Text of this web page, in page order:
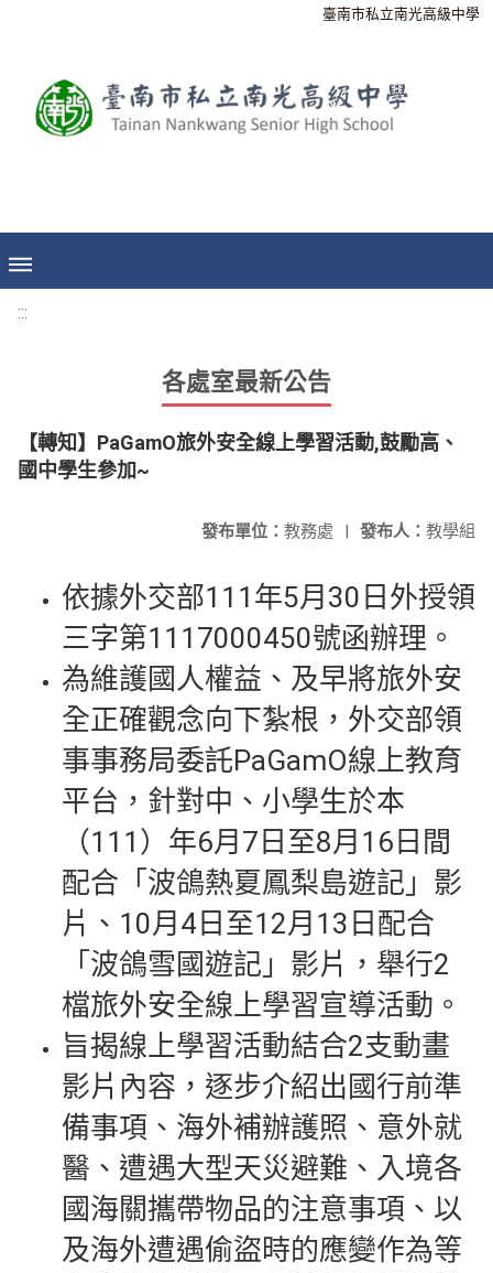
臺南市私立南光高級中學
:::
各處室最新公告
【轉知】PaGamO旅外安全線上學習活動,鼓勵高、
國中學生參加~
發布人： 教學組
發布單位： 教務處 |
依據外交部111年5月30日外授領
三字第1117000450號函辦理。
為維護國人權益、及早將旅外安
全正確觀念向下紮根，外交部領
事事務局委託PaGamO線上教育
平台，針對中、小學生於本
（111）年6月7日至8月16日間
配合「波鴿熱夏鳳梨島遊記」影
片、10月4日至12月13日配合
「波鴿雪國遊記」影片，舉行2
檔旅外安全線上學習宣導活動。
旨揭線上學習活動結合2支動畫
影片內容，逐步介紹出國行前準
備事項、海外補辦護照、意外就
醫、遭遇大型天災避難、入境各
國海關攜帶物品的注意事項、以
及海外遭遇偷盜時的應變作為等